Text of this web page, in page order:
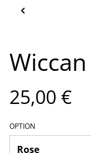
25,00 €
OPTION